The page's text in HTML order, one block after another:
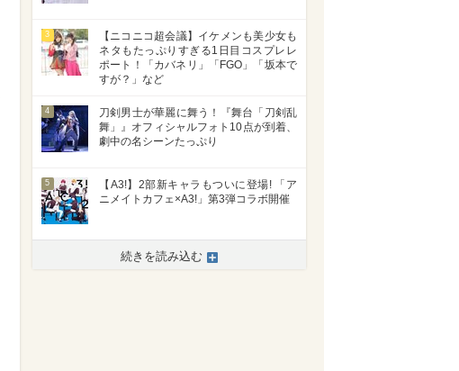
3
【ニコニコ超会議】イケメンも美少女も
ネタもたっぷりすぎる1日目コスプレレ
ポート！「カバネリ」「FGO」「坂本で
すが？」など
4
刀剣男士が華麗に舞う！『舞台「刀剣乱
舞」』オフィシャルフォト10点が到着、
劇中の名シーンたっぷり
5
【A3!】2部新キャラもついに登場! 「ア
ニメイトカフェ×A3!」第3弾コラボ開催
続きを読み込む